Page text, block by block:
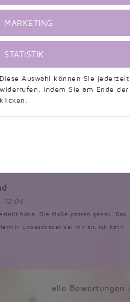
von meinem Kleid. Es hat auch
etwas gekürzt werden. Die Farbe war
hab ich es mir vorgestellt. Von...
erhalten habe. Ich hatte es mir für
Der Austausch lief super, sehr
Maße angegeben, darauf wurde...
12:04
habe. Die Maße passen genau. Das
unbeschadet bei mir an. Ich kann
alle Bewertungen
MARKETING
STATISTIK
Diese Auswahl können Sie
widerrufen, indem Sie am Ende
klicken.